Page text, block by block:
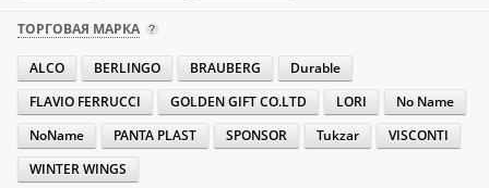
ТОРГОВАЯ МАРКА
ALCO BERLINGO BRAUBERG
Durable
FLAVIO FERRUCCI
GOLDEN GIFT CO.LTD LORI
No Name
NoName
PANTA PLAST SPONSOR Tukzar
VISCONTI
WINTER WINGS